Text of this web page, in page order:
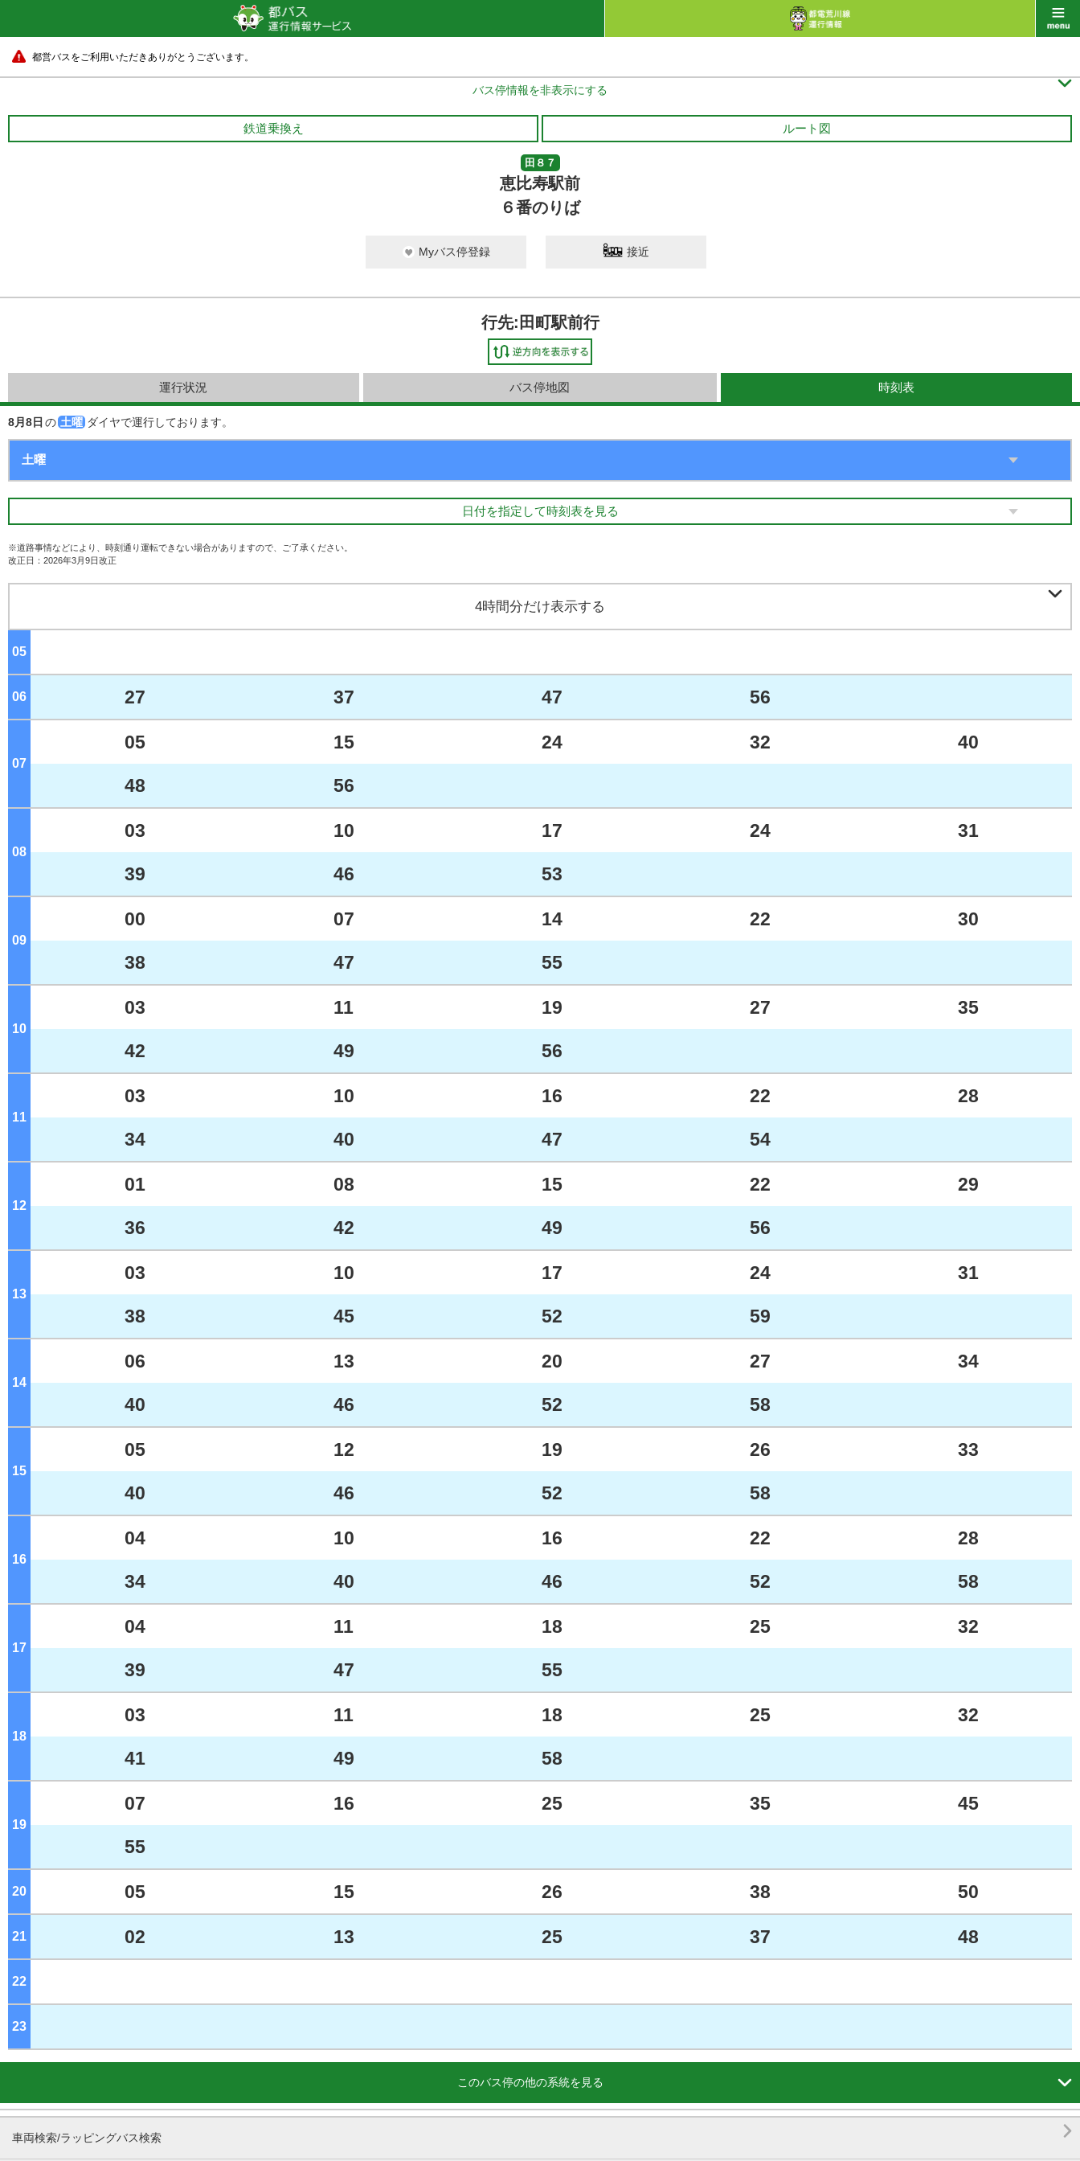
都営バスをご利用いただきありがとうございます。
バス停情報を非表示にする 
鉄道乗換え ルート図
田８７
恵比寿駅前
６番のりば
Myバス停登録 接近
行先:田町駅前行
運行状況 バス停地図 時刻表
8月8日 の 土曜 ダイヤで運行しております。
日付を指定して時刻表を見る
※道路事情などにより、時刻通り運転できない場合がありますので、ご了承ください。
改正日：2026年3月9日改正
4時間分だけ表示する 
05
06 27 37 47 56
07 ジ
05 15 24 32 40
48 56
08 ジ
03 10 17 24 31
39 46 53
09 ジ
00 07 14 22 30
38 47 55
10 ジ
03 11 19 27 35
42 49 56
11 ジ
03 10 16 22 28
34 40 47 54
12 ジ
01 08 15 22 29
36 42 49 56
13 ジ
03 10 17 24 31
38 45 52 59
14 ジ
06 13 20 27 34
40 46 52 58
15 ジ
05 12 19 26 33
40 46 52 58
16 ジ
04 10 16 22 28
34 40 46 52 58
17 ジ
04 11 18 25 32
39 47 55
18 ジ
03 11 18 25 32
41 49 58
19 ジ
07 16 25 35 45
55
20 05 15 26 38 50
21 02 13 25 37 48
22
23
このバス停の他の系統を見る 
車両検索/ラッピングバス検索
